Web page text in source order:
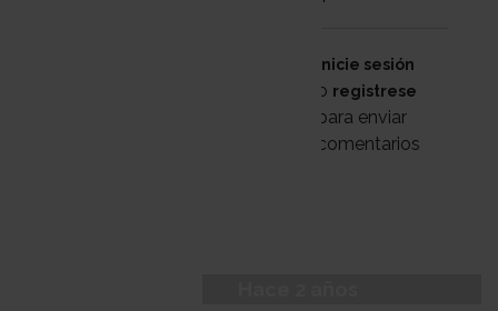
Inicie sesión
o registrese
para enviar
comentarios